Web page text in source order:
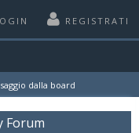
REGISTRATI
dalla board
Forum